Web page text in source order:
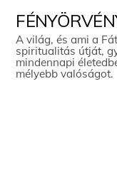
content
A világ, és ami a
spiritualitás útját,
mindennapi
mélyebb valóságot.